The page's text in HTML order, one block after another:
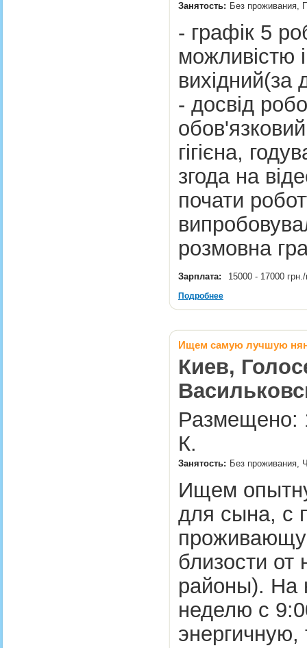
Занятость: Без проживания,
- графік 5
можливістю
вихідний(за
- досвід
гігієна,
згода на
почати
розмовна
Зарплата: 15000 - 17000
Подробнее
Ищем самую лучшую
Киев,
Размещено:
К.
Занятость: Без проживания,
Ищем
для сына, с
близости от
районы). На
неделю с